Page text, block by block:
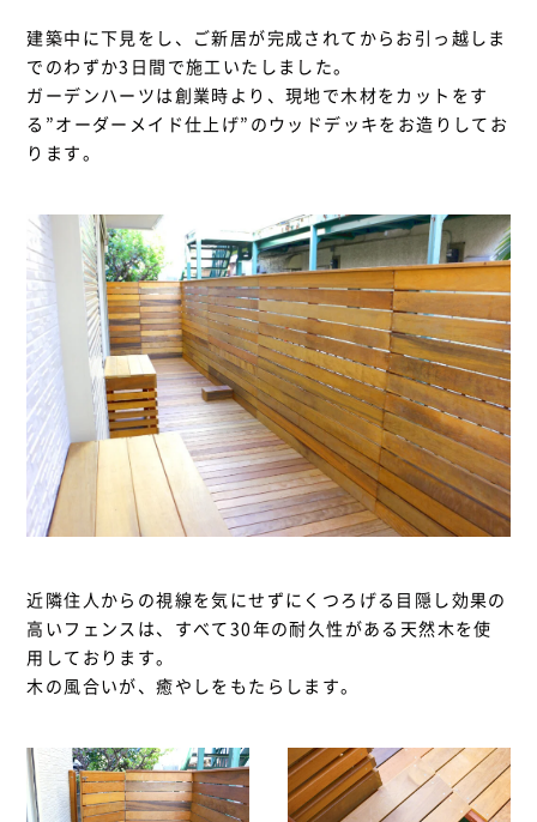
建築中に下見をし、ご新居が完成されてからお引っ越しま
でのわずか3日間で施工いたしました。
ガーデンハーツは創業時より、現地で木材をカットをす
る”オーダーメイド仕上げ”のウッドデッキをお造りしてお
ります。
近隣住人からの視線を気にせずにくつろげる目隠し効果の
高いフェンスは、すべて30年の耐久性がある天然木を使
用しております。
木の風合いが、癒やしをもたらします。